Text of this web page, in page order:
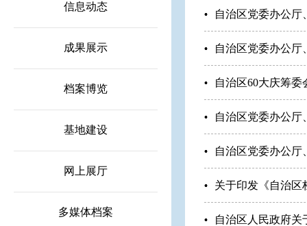
信息动态
成果展示
档案博览
基地建设
网上展厅
多媒体档案
自治区党委办公厅
自治区党委办公厅
自治区60大庆筹
自治区党委办公厅
自治区党委办公厅
关于印发《自治区
自治区人民政府关